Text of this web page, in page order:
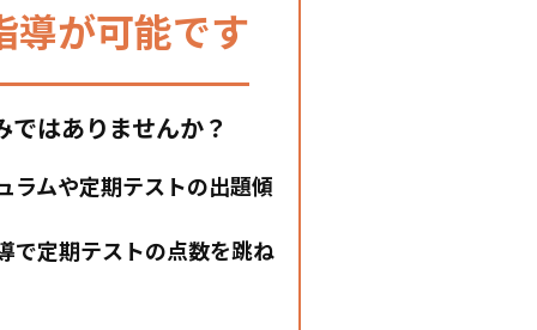
導が可能です
はありませんか？
ラムや定期テストの出題傾
で定期テストの点数を跳ね